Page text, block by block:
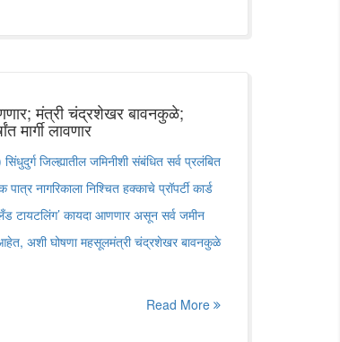
मंत्री चंद्रशेखर बावनकुळे;
मार्गी लावणार
जिल्ह्यातील जमिनीशी संबंधित सर्व प्रलंबित
नागरिकाला निश्चित हक्काचे प्रॉपर्टी कार्ड
टायटलिंग’ कायदा आणणार असून सर्व जमीन
अशी घोषणा महसूलमंत्री चंद्रशेखर बावनकुळे
Read More